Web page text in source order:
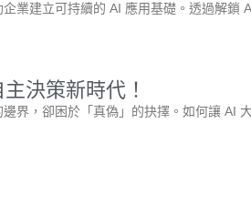
業建立可持續的 AI 應用基礎。透過解鎖
決策新時代！
界，卻困於「真偽」的抉擇。如何讓 AI